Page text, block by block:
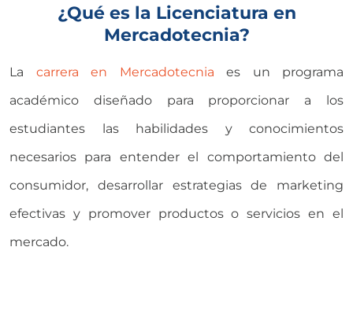
¿Qué es la Licenciatura en
Mercadotecnia?
La carrera en Mercadotecnia es un programa
académico diseñado para proporcionar a los
estudiantes las habilidades y conocimientos
necesarios para entender el comportamiento del
consumidor, desarrollar estrategias de marketing
efectivas y promover productos o servicios en el
mercado.